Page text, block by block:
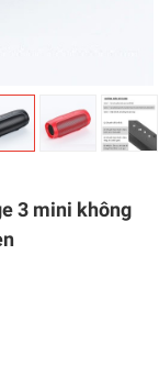
3 mini không